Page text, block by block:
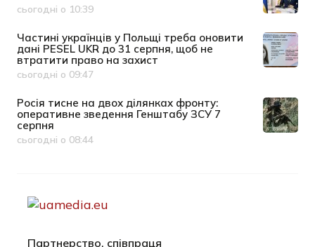
Дата публікації
сьогодні о 10:39
Частині українців у Польщі треба оновити
дані PESEL UKR до 31 серпня, щоб не
втратити право на захист
Дата публікації
сьогодні о 09:47
Росія тисне на двох ділянках фронту:
оперативне зведення Генштабу ЗСУ 7
серпня
Дата публікації
сьогодні о 08:44
Партнерство, співпраця